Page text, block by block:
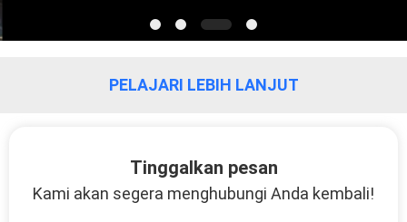
produsen
PELAJARI LEBIH LANJUT
Tinggalkan pesan
Kami akan segera menghubungi Anda kembali!